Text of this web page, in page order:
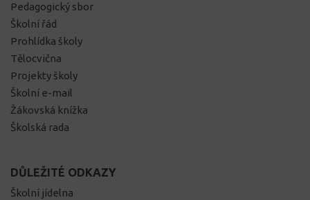
Pedagogický sbor
Školní řád
Prohlídka školy
Tělocvična
Projekty školy
Školní e-mail
Žákovská knížka
Školská rada
DŮLEŽITÉ ODKAZY
Školní jídelna